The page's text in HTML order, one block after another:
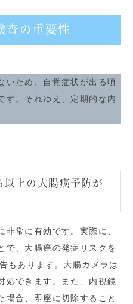
査の重要性
いため、自覚症状が出る頃
す。それゆえ、定期的な内
上の大腸癌予防が
非常に有効です。実際に、
で、大腸癌の発症リスクを
もあります。大腸カメラは
処できます。また、内視鏡
場合、即座に切除すること